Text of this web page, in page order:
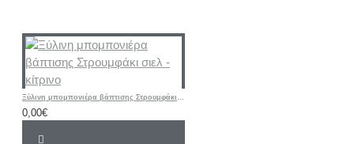
Ξύλινη μπομπονιέρα βάπτισης Στρουμφάκι σιελ - κίτρινο
0,00€